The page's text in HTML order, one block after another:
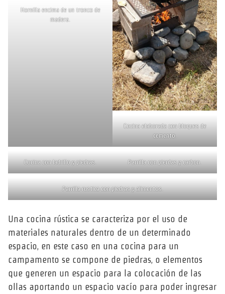
Hornilla encima de un tronco de
madera.
Cocina elaborada con bloques de
cemento.
Cocina con ladrillo y piedras. Parrilla con pierdas y carbon.
Parrilla rustica con piedras y alimentos.
Una cocina rústica se caracteriza por el uso de
materiales naturales dentro de un determinado
espacio, en este caso en una cocina para un
campamento se compone de piedras, o elementos
que generen un espacio para la colocación de las
ollas aportando un espacio vacío para poder ingresar